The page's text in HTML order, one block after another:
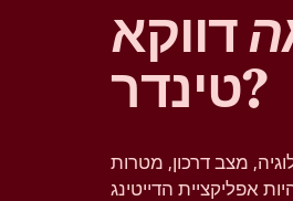
דווקא
טינדר?
מצב דרכון, מטרות
אפליקציית הדייטינג